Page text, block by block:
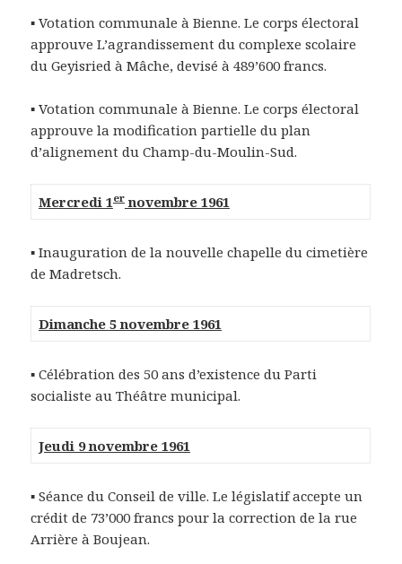
▪ Votation communale à Bienne. Le corps électoral
approuve L’agrandissement du complexe scolaire
du Geyisried à Mâche, devisé à 489’600 francs.
▪ Votation communale à Bienne. Le corps électoral
approuve la modification partielle du plan
d’alignement du Champ-du-Moulin-Sud.
Mercredi 1ernovembre 1961
▪ Inauguration de la nouvelle chapelle du cimetière
de Madretsch.
Dimanche 5 novembre 1961
▪ Célébration des 50 ans d’existence du Parti
socialiste au Théâtre municipal.
Jeudi 9 novembre 1961
▪ Séance du Conseil de ville. Le législatif accepte un
crédit de 73’000 francs pour la correction de la rue
Arrière à Boujean.